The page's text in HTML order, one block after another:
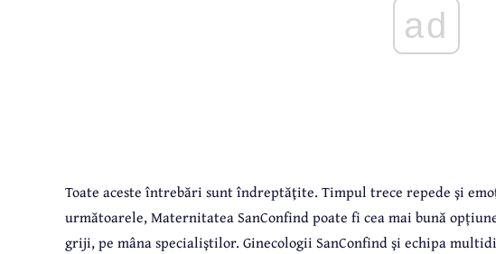
ad
Toate aceste întrebări sunt îndreptăţite. Timpul trece repede şi
următoarele, Maternitatea SanConfind poate fi cea mai bună
griji, pe mâna specialiştilor. Ginecologii SanConfind şi echipa